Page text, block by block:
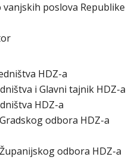
poslova Republike
HDZ-a
i Glavni tajnik HDZ-a
HDZ-a
odbora HDZ-a
odbora HDZ-a